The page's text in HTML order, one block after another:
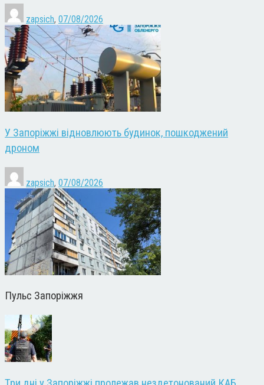
zapsich, 07/08/2026
У Запоріжжі відновлюють будинок, пошкоджений
дроном
zapsich, 07/08/2026
Пульс Запоріжжя